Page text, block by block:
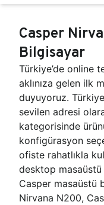
Casper
Bilgisayar
Türkiye’de online
aklınıza gelen ilk
duyuyoruz.
sevilen adresi
kategorisinde
konfigürasyon
ofiste rahatlıkla
desktop
Casper masaüstü
Nirvana N200,